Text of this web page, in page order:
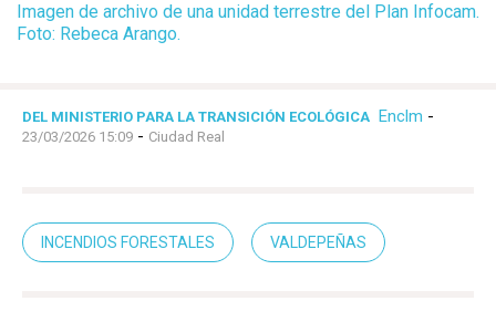
Imagen de archivo de una unidad terrestre del Plan Infocam.
Foto: Rebeca Arango.
DEL MINISTERIO PARA LA TRANSICIÓN ECOLÓGICA Enclm -
23/03/2026 15:09 - Ciudad Real
INCENDIOS FORESTALES VALDEPEÑAS